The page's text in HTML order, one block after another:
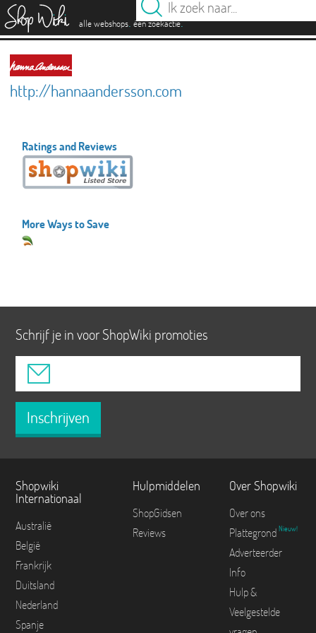
alle webshops. één zoekactie.
http://hannaandersson.com
Ratings and Reviews
More Ways to Save
Schrijf je in voor ShopWiki promoties
Inschrijven
Shopwiki
Internationaal
Australië
België
Frankrijk
Duitsland
Nederland
Spanje
Hulpmiddelen
ShopGidsen
Reviews
Over Shopwiki
Over ons
Plattegrond Nieuw!
Adverteerder
Info
Hulp &
Veelgestelde